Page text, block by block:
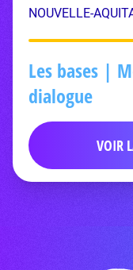
NOUVELLE-
Les bases |
dialogue
VOIR